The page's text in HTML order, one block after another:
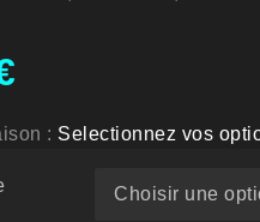
: Selectionnez vos